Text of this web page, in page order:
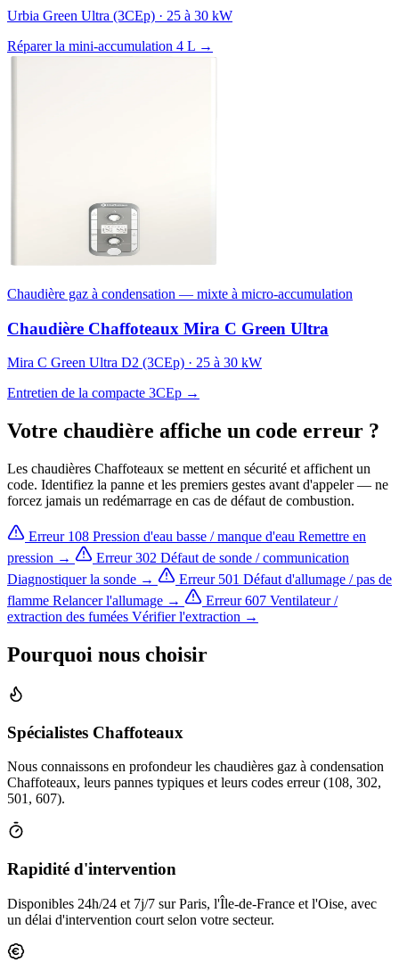
Urbia Green Ultra (3CEp) · 25 à 30 kW
Réparer la mini-accumulation 4 L →
Chaudière gaz à condensation — mixte à micro-accumulation
Chaudière Chaffoteaux Mira C Green Ultra
Mira C Green Ultra D2 (3CEp) · 25 à 30 kW
Entretien de la compacte 3CEp →
Votre chaudière affiche un code erreur ?
Les chaudières Chaffoteaux se mettent en sécurité et affichent un
code. Identifiez la panne et les premiers gestes avant d'appeler — ne
forcez jamais un redémarrage en cas de défaut de combustion.
Erreur 108 Pression d'eau basse / manque d'eau Remettre en
pression →
Erreur 302 Défaut de sonde / communication
Diagnostiquer la sonde →
Erreur 501 Défaut d'allumage / pas de
flamme Relancer l'allumage → Erreur 607 Ventilateur /
extraction des fumées Vérifier l'extraction →
Pourquoi nous choisir
Spécialistes Chaffoteaux
Nous connaissons en profondeur les chaudières gaz à condensation
Chaffoteaux, leurs pannes typiques et leurs codes erreur (108, 302,
501, 607).
Rapidité d'intervention
Disponibles 24h/24 et 7j/7 sur Paris, l'Île-de-France et l'Oise, avec
un délai d'intervention court selon votre secteur.